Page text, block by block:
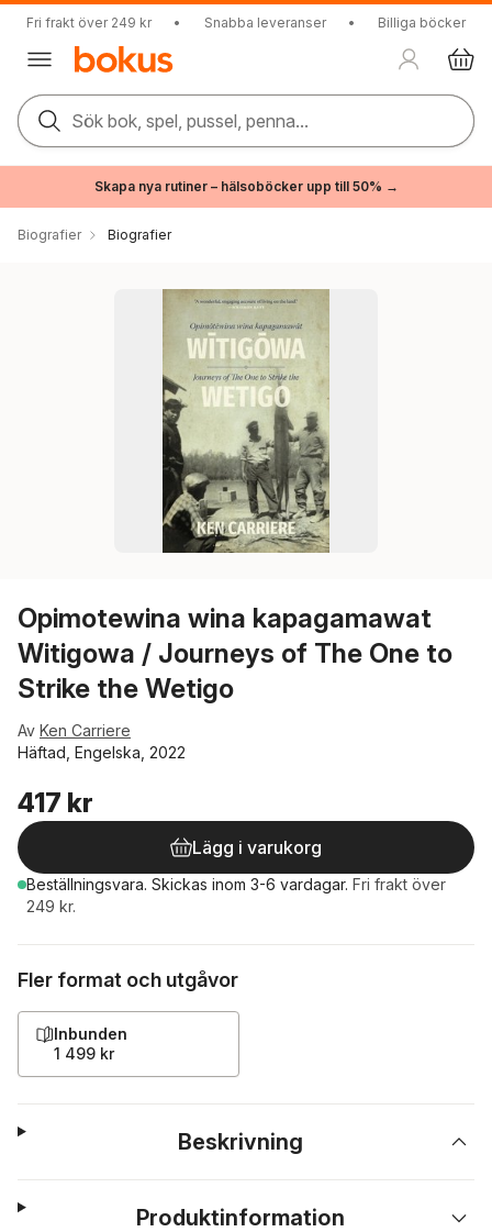
Fri frakt över 249 kr • Snabba leveranser • Billiga böcker
Sök bok, spel, pussel, penna...
Skapa nya rutiner – hälsoböcker upp till 50% →
Biografier Biografier
Opimotewina wina kapagamawat
Witigowa / Journeys of The One to
Strike the Wetigo
Av Ken Carriere
Häftad, Engelska, 2022
417 kr
Lägg i varukorg
Beställningsvara. Skickas inom 3-6 vardagar. Fri frakt över
249 kr.
Fler format och utgåvor
Inbunden
1 499 kr
Beskrivning
Produktinformation